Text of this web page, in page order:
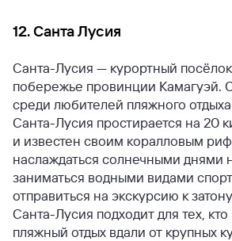
12. Санта Лусия
Санта-Лусия — курортный
побережье провинции Камагуэй.
среди любителей пляжного
Санта-Лусия простирается на 20
и известен своим коралловым
наслаждаться солнечными днями
заниматься водными видами
отправиться на экскурсию к
Санта-Лусия подходит для тех,
пляжный отдых вдали от крупных